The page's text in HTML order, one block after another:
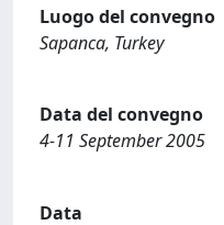
Luogo del convegno
Sapanca, Turkey
Data del convegno
4-11 September 2005
Data